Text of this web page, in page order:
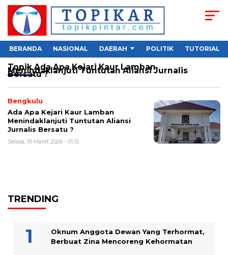
BERANDA NASIONAL DAERAH POLITIK TUTORIAL
TopikAda Apa Kejari Kaur Lamban
Menindaklanjuti Tuntutan Aliansi Jurnalis
Bersatu ?
Bengkulu
Ada Apa Kejari Kaur Lamban
Menindaklanjuti Tuntutan Aliansi
Jurnalis Bersatu ?
Selasa, 10 Maret 2026 - 01:15
TRENDING
Oknum Anggota Dewan Yang Terhormat,
Berbuat Zina Mencoreng Kehormatan